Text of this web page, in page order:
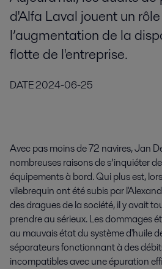
d'Alfa Laval jouent un
l’augmentation de la
flotte de l'entreprise.
DATE2024-06-25
Avec pas moins de 72 navires, Jan
nombreuses raisons de s’inquiéter
équipements à bord. Qui plus est,
vilebrequin ont été subis par
des dragues de la société, il y avait
prendre au sérieux. Les dommages
au mauvais état du système d'huile
séparateurs fonctionnant à des
incompatibles avec une épuration